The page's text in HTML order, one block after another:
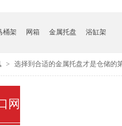
桶架 网箱 金属托盘 浴缸架
> 选择到合适的金属托盘才是仓储的
网